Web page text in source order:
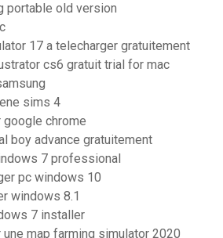
portable old version
17 a telecharger gratuitement
cs6 gratuit trial for mac
sims 4
google chrome
boy advance gratuitement
7 professional
pc windows 10
windows 8.1
7 installer
map farming simulator 2020